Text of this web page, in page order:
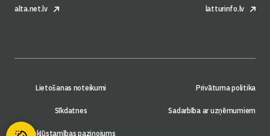
alta.net.lv latturinfo.lv
Lietošanas noteikumi Privātuma politika
Sīkdatnes Sadarbība ar uzņēmumiem
Piekļūstamības paziņojums